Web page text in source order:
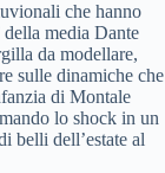
che hanno
media Dante
da modellare,
sulle dinamiche che
di Montale
lo shock in un
belli dell’estate al